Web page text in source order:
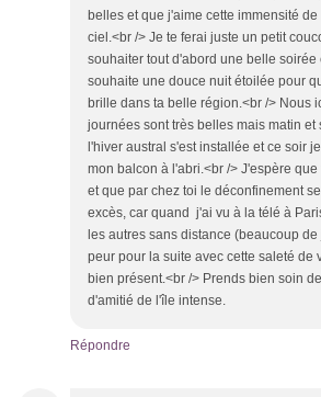
belles et que j'aime cette immensité
ciel.<br /> Je te ferai juste un petit
souhaiter tout d'abord une belle soirée
souhaite une douce nuit étoilée pour
brille dans ta belle région.<br /> Nous
journées sont très belles mais matin et
l'hiver austral s'est installée et ce soir
mon balcon à l'abri.<br /> J'espère
et que par chez toi le déconfinement
excès, car quand j'ai vu à la télé à
les autres sans distance (beaucoup
peur pour la suite avec cette saleté de
bien présent.<br /> Prends bien soin
d'amitié de l'île intense.
Répondre